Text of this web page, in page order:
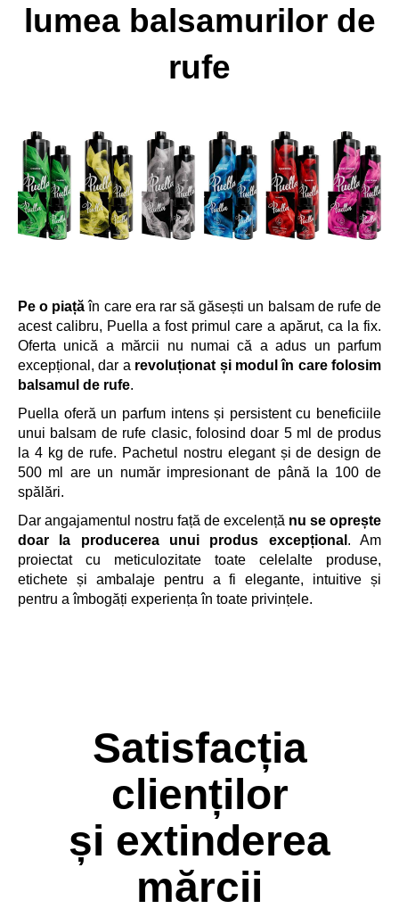
lumea balsamurilor de
rufe
Pe o piațăîn care era rar să găsești un balsam de rufe de
acest calibru, Puella a fost primul care a apărut, ca la fix.
Oferta unică a mărcii nu numai că a adus un parfum
excepțional, dar a revoluționat și modul în care folosim
balsamul de rufe.
Puella oferă un parfum intens și persistent cu beneficiile
unui balsam de rufe clasic, folosind doar 5 ml de produs
la 4 kg de rufe. Pachetul nostru elegant și de design de
500 ml are un număr impresionant de până la 100 de
spălări.
Dar angajamentul nostru față de excelență nu se oprește
doar la producerea unui produs excepțional . Am
proiectat cu meticulozitate toate celelalte produse,
etichete și ambalaje pentru a fi elegante, intuitive și
pentru a îmbogăți experiența în toate privințele.
Satisfacția
clienților
și extinderea
mărcii